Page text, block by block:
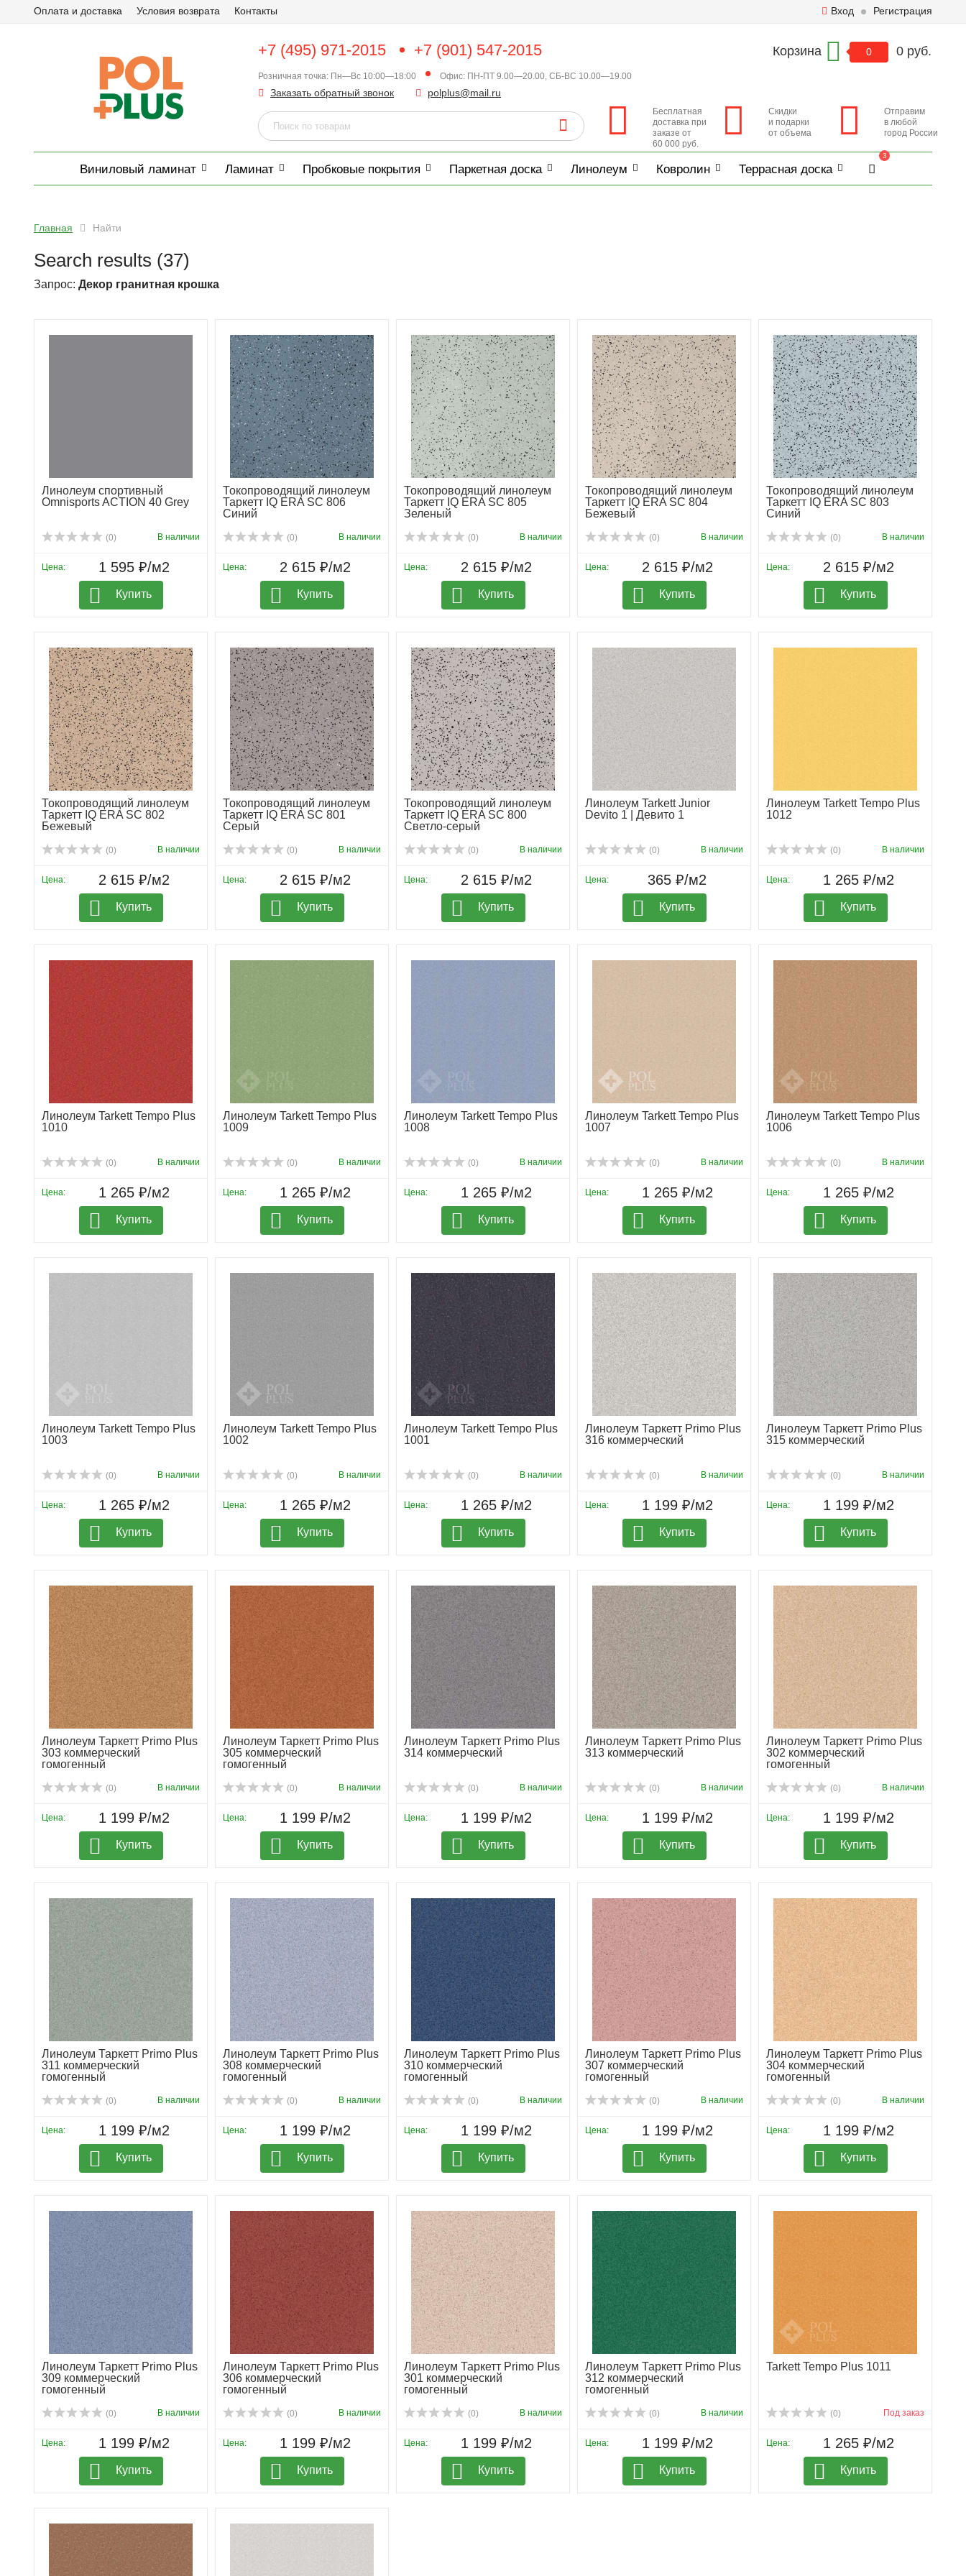
Оплата и доставка Условия возврата Контакты Вход Регистрация
+7 (495) 971-2015 +7 (901) 547-2015
Розничная точка: Пн—Вс 10:00—18:00 Офис: ПН-ПТ 9.00—20.00, СБ-ВС 10.00—19.00
Заказать обратный звонок polplus@mail.ru
Корзина 0 0 руб.
Бесплатная
доставка при
заказе от
60 000 руб.
Скидки
и подарки
от объема
Отправим
в любой
город России
Виниловый ламинат Ламинат Пробковые покрытия Паркетная доска Линолеум Ковролин Террасная доска
3
Главная Найти
Search results (37)
Запрос: Декор гранитная крошка
Линолеум спортивный
Omnisports ACTION 40 Grey
(0) В наличии
Цена: 1 595 ₽/м2
Купить
Токопроводящий линолеум
Таркетт IQ ERA SC 806
Синий
(0) В наличии
Цена: 2 615 ₽/м2
Купить
Токопроводящий линолеум
Таркетт IQ ERA SC 805
Зеленый
(0) В наличии
Цена: 2 615 ₽/м2
Купить
Токопроводящий линолеум
Таркетт IQ ERA SC 804
Бежевый
(0) В наличии
Цена: 2 615 ₽/м2
Купить
Токопроводящий линолеум
Таркетт IQ ERA SC 803
Синий
(0) В наличии
Цена: 2 615 ₽/м2
Купить
Токопроводящий линолеум
Таркетт IQ ERA SC 802
Бежевый
(0) В наличии
Цена: 2 615 ₽/м2
Купить
Токопроводящий линолеум
Таркетт IQ ERA SC 801
Серый
(0) В наличии
Цена: 2 615 ₽/м2
Купить
Токопроводящий линолеум
Таркетт IQ ERA SC 800
Светло-серый
(0) В наличии
Цена: 2 615 ₽/м2
Купить
Линолеум Tarkett Junior
Devito 1 | Девито 1
(0) В наличии
Цена: 365 ₽/м2
Купить
Линолеум Tarkett Tempo Plus
1012
(0) В наличии
Цена: 1 265 ₽/м2
Купить
Линолеум Tarkett Tempo Plus
1010
(0) В наличии
Цена: 1 265 ₽/м2
Купить
Линолеум Tarkett Tempo Plus
1009
(0) В наличии
Цена: 1 265 ₽/м2
Купить
Линолеум Tarkett Tempo Plus
1008
(0) В наличии
Цена: 1 265 ₽/м2
Купить
Линолеум Tarkett Tempo Plus
1007
(0) В наличии
Цена: 1 265 ₽/м2
Купить
Линолеум Tarkett Tempo Plus
1006
(0) В наличии
Цена: 1 265 ₽/м2
Купить
Линолеум Tarkett Tempo Plus
1003
(0) В наличии
Цена: 1 265 ₽/м2
Купить
Линолеум Tarkett Tempo Plus
1002
(0) В наличии
Цена: 1 265 ₽/м2
Купить
Линолеум Tarkett Tempo Plus
1001
(0) В наличии
Цена: 1 265 ₽/м2
Купить
Линолеум Таркетт Primo Plus
316 коммерческий
(0) В наличии
Цена: 1 199 ₽/м2
Купить
Линолеум Таркетт Primo Plus
315 коммерческий
(0) В наличии
Цена: 1 199 ₽/м2
Купить
Линолеум Таркетт Primo Plus
303 коммерческий
гомогенный
(0) В наличии
Цена: 1 199 ₽/м2
Купить
Линолеум Таркетт Primo Plus
305 коммерческий
гомогенный
(0) В наличии
Цена: 1 199 ₽/м2
Купить
Линолеум Таркетт Primo Plus
314 коммерческий
(0) В наличии
Цена: 1 199 ₽/м2
Купить
Линолеум Таркетт Primo Plus
313 коммерческий
(0) В наличии
Цена: 1 199 ₽/м2
Купить
Линолеум Таркетт Primo Plus
302 коммерческий
гомогенный
(0) В наличии
Цена: 1 199 ₽/м2
Купить
Линолеум Таркетт Primo Plus
311 коммерческий
гомогенный
(0) В наличии
Цена: 1 199 ₽/м2
Купить
Линолеум Таркетт Primo Plus
308 коммерческий
гомогенный
(0) В наличии
Цена: 1 199 ₽/м2
Купить
Линолеум Таркетт Primo Plus
310 коммерческий
гомогенный
(0) В наличии
Цена: 1 199 ₽/м2
Купить
Линолеум Таркетт Primo Plus
307 коммерческий
гомогенный
(0) В наличии
Цена: 1 199 ₽/м2
Купить
Линолеум Таркетт Primo Plus
304 коммерческий
гомогенный
(0) В наличии
Цена: 1 199 ₽/м2
Купить
Линолеум Таркетт Primo Plus
309 коммерческий
гомогенный
(0) В наличии
Цена: 1 199 ₽/м2
Купить
Линолеум Таркетт Primo Plus
306 коммерческий
гомогенный
(0) В наличии
Цена: 1 199 ₽/м2
Купить
Линолеум Таркетт Primo Plus
301 коммерческий
гомогенный
(0) В наличии
Цена: 1 199 ₽/м2
Купить
Линолеум Таркетт Primo Plus
312 коммерческий
гомогенный
(0) В наличии
Цена: 1 199 ₽/м2
Купить
Tarkett Tempo Plus 1011
(0) Под заказ
Цена: 1 265 ₽/м2
Купить